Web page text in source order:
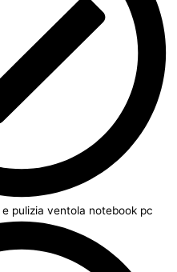
pulizia ventola notebook pc